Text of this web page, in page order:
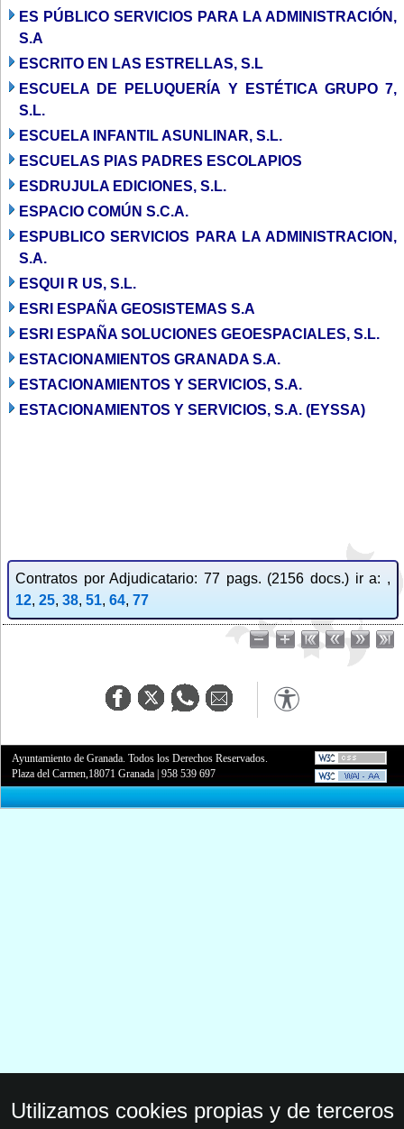
ES PÚBLICO SERVICIOS PARA LA ADMINISTRACIÓN,
S.A
ESCRITO EN LAS ESTRELLAS, S.L
ESCUELA DE PELUQUERÍA Y ESTÉTICA GRUPO 7,
S.L.
ESCUELA INFANTIL ASUNLINAR, S.L.
ESCUELAS PIAS PADRES ESCOLAPIOS
ESDRUJULA EDICIONES, S.L.
ESPACIO COMÚN S.C.A.
ESPUBLICO SERVICIOS PARA LA ADMINISTRACION,
S.A.
ESQUI R US, S.L.
ESRI ESPAÑA GEOSISTEMAS S.A
ESRI ESPAÑA SOLUCIONES GEOESPACIALES, S.L.
ESTACIONAMIENTOS GRANADA S.A.
ESTACIONAMIENTOS Y SERVICIOS, S.A.
ESTACIONAMIENTOS Y SERVICIOS, S.A. (EYSSA)
Contratos por Adjudicatario: 77 pags. (2156 docs.) ir a: ,
12, 25, 38, 51, 64, 77
Ayuntamiento de Granada. Todos los Derechos Reservados.
Plaza del Carmen,18071 Granada |958 539 697
Utilizamos cookies propias y de terceros